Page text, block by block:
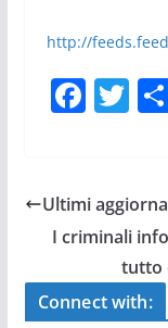
http://
F
e
b
o
T
er
Ultimi
I criminali
tutto
Connect with: